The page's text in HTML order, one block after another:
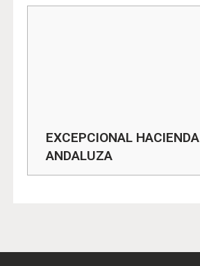
EXCEPCIONAL HACIENDA
ANDALUZA